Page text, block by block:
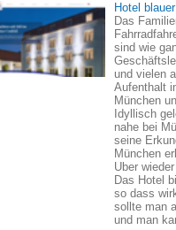
Hotel
Das
sind wie
und vielen
Aufenthalt
München
Idyllisch
nahe bei
seine
München
Uber
Das Hotel
so dass
sollte man
und man